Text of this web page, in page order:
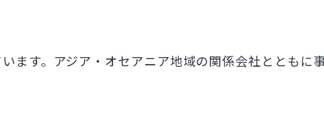
ます。アジア・オセアニア地域の関係会社とともに